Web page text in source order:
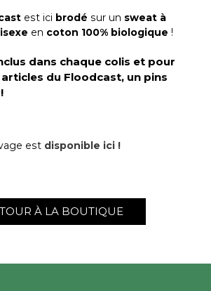
est ici brodé sur un sweat à
en coton 100% biologique !
dans chaque colis et pour
du Floodcast, un pins
est disponible ici !
À LA BOUTIQUE